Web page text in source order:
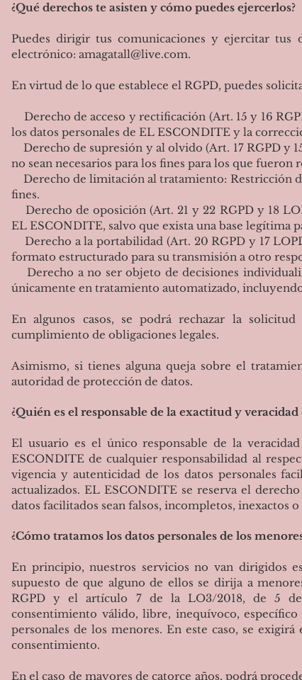
¿Qué derechos te asisten y cómo puedes ejercerlos?
Puedes dirigir tus comunicaciones y ejercitar tus
electrónico: amagatall@live.com.
En virtud de lo que establece el RGPD, puedes
Derecho de acceso y rectificación (Art. 15 y 16
los datos personales de EL ESCONDITE y la
Derecho de supresión y al olvido (Art. 17 RGPD y
no sean necesarios para los fines para los que fueron
Derecho de limitación al tratamiento: Restricción
fines.
Derecho de oposición (Art. 21 y 22 RGPD y 18
EL ESCONDITE, salvo que exista una base legítima
Derecho a la portabilidad (Art. 20 RGPD y 17
formato estructurado para su transmisión a otro
Derecho a no ser objeto de decisiones
únicamente en tratamiento automatizado,
En algunos casos, se podrá rechazar la
cumplimiento de obligaciones legales.
Asimismo, si tienes alguna queja sobre el
autoridad de protección de datos.
¿Quién es el responsable de la exactitud y
El usuario es el único responsable de la
ESCONDITE de cualquier responsabilidad al
vigencia y autenticidad de los datos personales
actualizados. EL ESCONDITE se reserva el
datos facilitados sean falsos, incompletos, inexactos
¿Cómo tratamos los datos personales de los
En principio, nuestros servicios no van dirigidos
supuesto de que alguno de ellos se dirija a
RGPD y el artículo 7 de la LO3/2018, de 5
consentimiento válido, libre, inequívoco,
personales de los menores. En este caso, se
consentimiento.
En el caso de mayores de catorce años, podrá